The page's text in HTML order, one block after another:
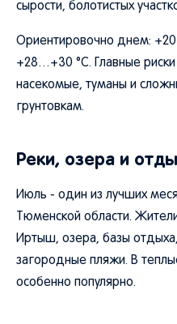
сырости, болотистых
Ориентировочно днем:
+28…+30 °C. Главные
насекомые, туманы и
грунтовкам.
Реки, озера и
Июль - один из лучших
Тюменской области.
Иртыш, озера, базы
загородные пляжи. В
особенно популярно.